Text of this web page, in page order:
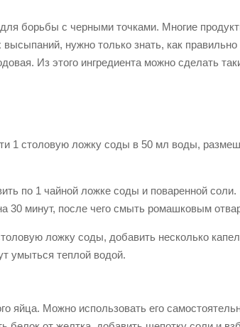
борьбы с черными точками. Многие
нужно только знать, как правильно
Из этого ингредиента можно сделать
1 столовую ложку соды в 50 мл воды,
по 1 чайной ложке соды и поваренной соли.
30 минут, после чего смыть ромашковым
ложку соды, добавить несколько
умыться теплой водой.
яйца. Можно использовать его